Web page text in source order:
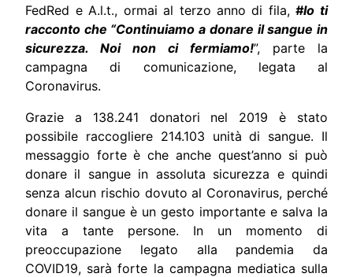
FedRed e A.l.t., ormai al terzo anno di fila,#Io ti
racconto che “Continuiamo a donare il sangue in
sicurezza. Noi non ci fermiamo!”, parte la
campagna di comunicazione, legata al
Coronavirus.
Grazie a 138.241 donatori nel 2019 è stato
possibile raccogliere 214.103 unità di sangue. Il
messaggio forte è che anche quest’anno si può
donare il sangue in assoluta sicurezza e quindi
senza alcun rischio dovuto al Coronavirus, perché
donare il sangue è un gesto importante e salva la
vita a tante persone. In un momento di
preoccupazione legato alla pandemia da
COVID19, sarà forte la campagna mediatica sulla